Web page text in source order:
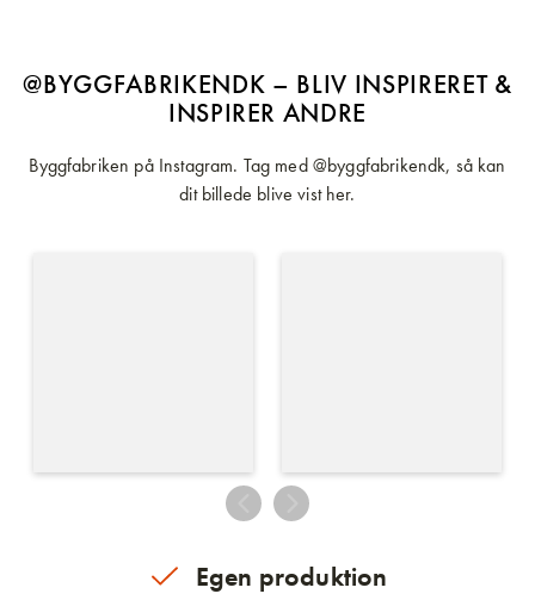
@BYGGFABRIKENDK – BLIV INSPIRERET &
INSPIRER ANDRE
Byggfabriken på Instagram. Tag med @byggfabrikendk, så kan
dit billede blive vist her.
Egen produktion